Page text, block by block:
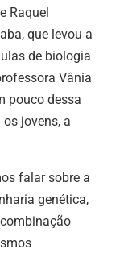
Raquel
que levou a
de biologia
Vânia
pouco dessa
jovens, a
falar sobre a
genética,